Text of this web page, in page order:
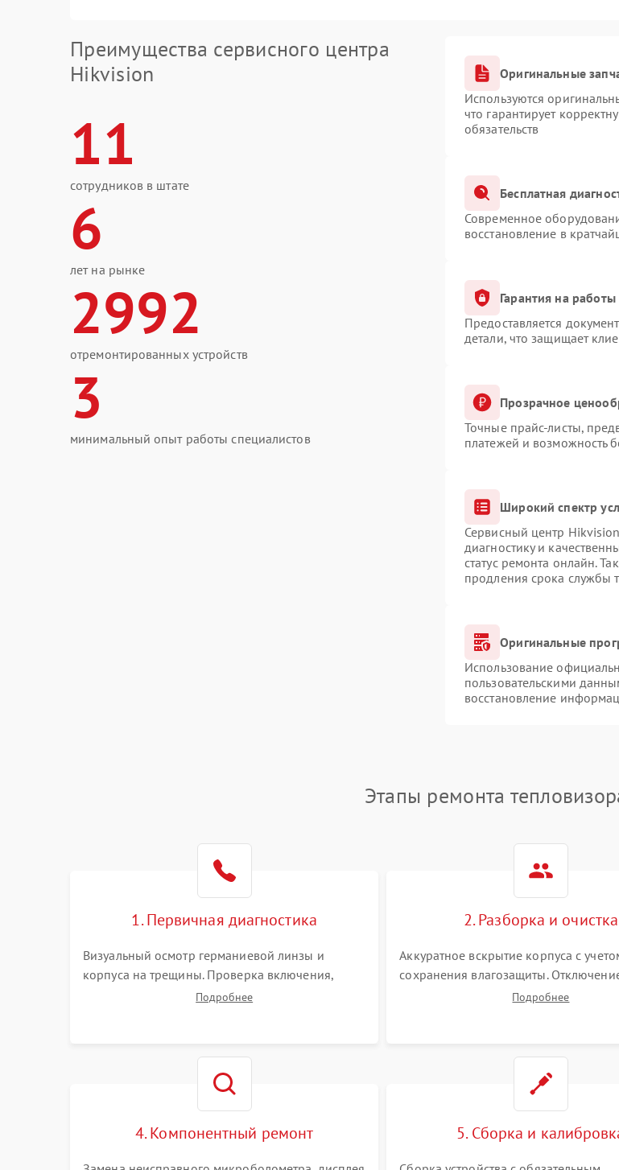
Преимущества сервисного центра
Hikvision
11
сотрудников в штате
6
лет на рынке
2992
отремонтированных устройств
3
минимальный опыт работы специалистов
Оригинальные
Используются
что гарантирует
обязательств
Бесплатная
Современное
восстановление в
Гарантия на работы
Предоставляется
детали, что защищает
Прозрачное
Точные прайс-листы,
платежей и возможность
Широкий спектр
Сервисный центр
диагностику и
статус ремонта онлайн.
продления срока службы
Оригинальные
Использование
пользовательскими
восстановление
Этапы ремонта
1. Первичная диагностика
Визуальный осмотр германиевой линзы и
корпуса на трещины. Проверка включения,
реакции кнопок и разъемов зарядки. Оценка
Подробнее
2. Разборка и очистка
Аккуратное вскрытие корпуса с
сохранения влагозащиты.
питания и дисплея. Очистка
Подробнее
4. Компонентный ремонт 5. Сборка и